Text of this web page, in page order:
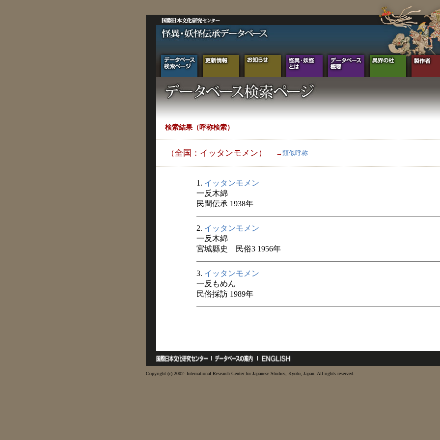
検索結果（呼称検索）
（全国：イッタンモメン） →類似呼称
1. イッタンモメン
一反木綿
民間伝承 1938年
2. イッタンモメン
一反木綿
宮城縣史 民俗3 1956年
3. イッタンモメン
一反もめん
民俗採訪 1989年
Copyright (c) 2002- International Research Center for Japanese Studies, Kyoto, Japan. All rights reserved.